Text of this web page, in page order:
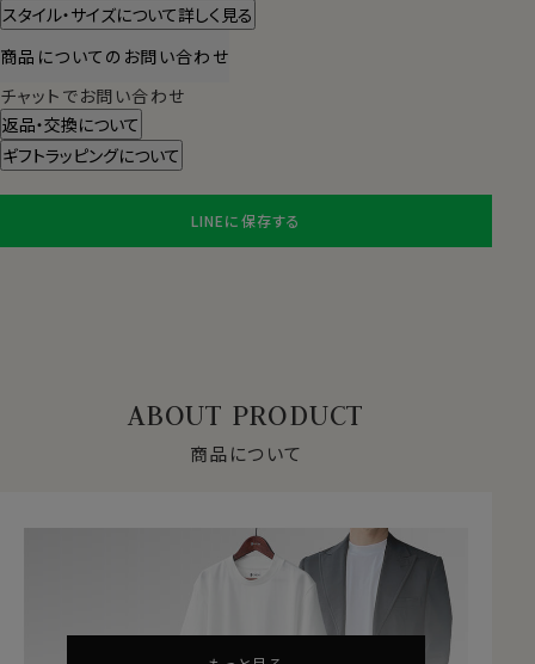
スタイル・サイズについて詳しく見る
商品についてのお問い合わせ
チャットでお問い合わせ
返品・交換について
ギフトラッピングについて
LINEに保存する
ABOUT PRODUCT
商品について